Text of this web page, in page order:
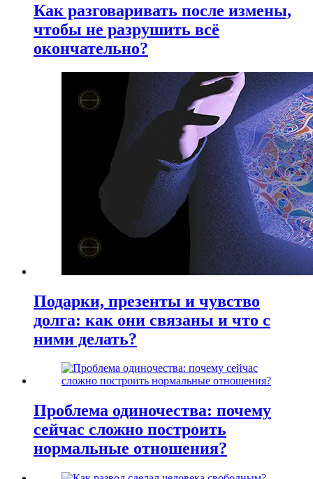
Как разговаривать после измены,
чтобы не разрушить всё
окончательно?
Подарки, презенты и чувство
долга: как они связаны и что с
ними делать?
Проблема одиночества: почему
сейчас сложно построить
нормальные отношения?